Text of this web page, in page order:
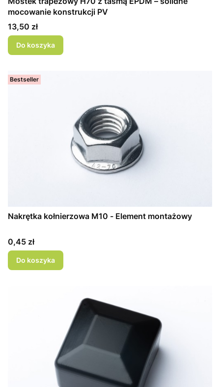
mocowanie konstrukcji PV
Cena
13,50 zł
Do koszyka
Bestseller
Nakrętka kołnierzowa M10 - Element montażowy
Cena
0,45 zł
Do koszyka